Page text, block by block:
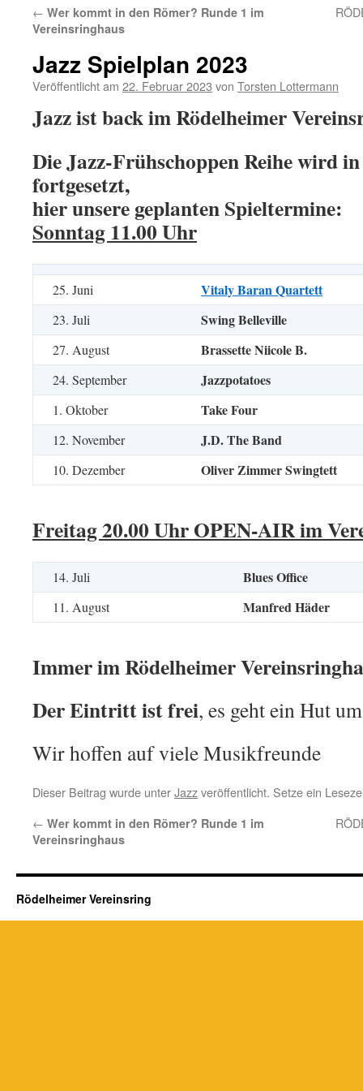
← Wer kommt in den Römer? Runde 1 im
Vereinsringhaus
Jazz Spielplan 2023
Veröffentlicht am 22. Februar 2023 von Torsten Lottermann
Jazz ist back im Rödelheimer
Die Jazz-Frühschoppen Reihe wird
fortgesetzt,
hier unsere geplanten Spieltermine:
Sonntag 11.00 Uhr
25. Juni Vitaly Baran Quartett
23. Juli Swing Belleville
27. August Brassette Niicole B.
24. September Jazzpotatoes
1. Oktober Take Four
12. November J.D. The Band
10. Dezember Oliver Zimmer Swingtett
Freitag 20.00 Uhr OPEN-AIR im
14. Juli Blues Office
11. August Manfred Häder
Immer im Rödelheimer
Der Eintritt ist frei, es geht ein Hut
Wir hoffen auf viele Musikfreunde
Dieser Beitrag wurde unterJazzveröffentlicht. Setze ein
← Wer kommt in den Römer? Runde 1 im
Vereinsringhaus
Rödelheimer Vereinsring